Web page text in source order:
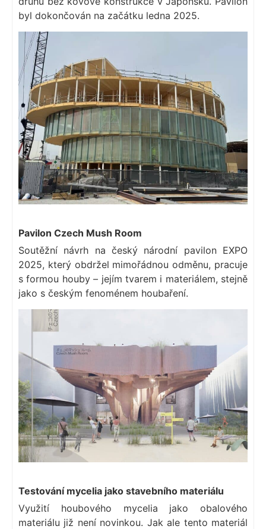
byl dokončován na začátku ledna 2025.
Pavilon Czech Mush Room
Soutěžní návrh na český národní pavilon EXPO
2025, který obdržel mimořádnou odměnu, pracuje
s formou houby – jejím tvarem i materiálem, stejně
jako s českým fenoménem houbaření.
Testování mycelia jako stavebního materiálu
Využití houbového mycelia jako obalového
materiálu již není novinkou. Jak ale tento materiál